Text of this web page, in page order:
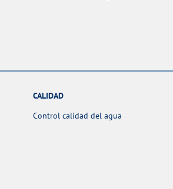
CALIDAD
Control calidad del agua